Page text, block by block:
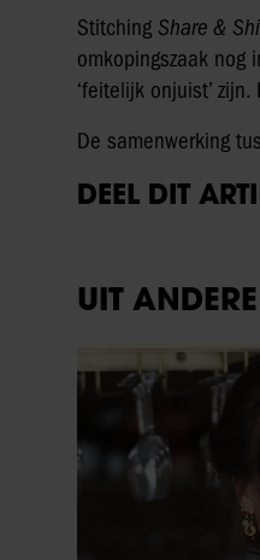
Stitching Share &
omkopingszaak nog
‘feitelijk onjuist’
De samenwerking
DEEL DIT
UIT